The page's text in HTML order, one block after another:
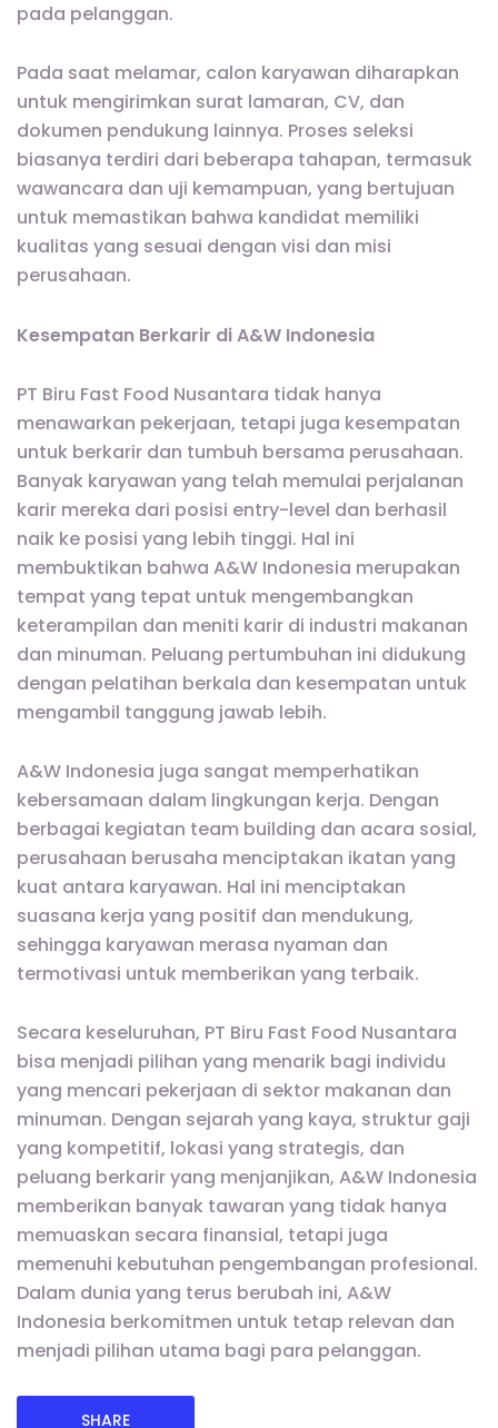
pada pelanggan.
Pada saat melamar, calon karyawan diharapkan
untuk mengirimkan surat lamaran, CV, dan
dokumen pendukung lainnya. Proses seleksi
biasanya terdiri dari beberapa tahapan, termasuk
wawancara dan uji kemampuan, yang bertujuan
untuk memastikan bahwa kandidat memiliki
kualitas yang sesuai dengan visi dan misi
perusahaan.
Kesempatan Berkarir di A&W Indonesia
PT Biru Fast Food Nusantara tidak hanya
menawarkan pekerjaan, tetapi juga kesempatan
untuk berkarir dan tumbuh bersama perusahaan.
Banyak karyawan yang telah memulai perjalanan
karir mereka dari posisi entry-level dan berhasil
naik ke posisi yang lebih tinggi. Hal ini
membuktikan bahwa A&W Indonesia merupakan
tempat yang tepat untuk mengembangkan
keterampilan dan meniti karir di industri makanan
dan minuman. Peluang pertumbuhan ini didukung
dengan pelatihan berkala dan kesempatan untuk
mengambil tanggung jawab lebih.
A&W Indonesia juga sangat memperhatikan
kebersamaan dalam lingkungan kerja. Dengan
berbagai kegiatan team building dan acara sosial,
perusahaan berusaha menciptakan ikatan yang
kuat antara karyawan. Hal ini menciptakan
suasana kerja yang positif dan mendukung,
sehingga karyawan merasa nyaman dan
termotivasi untuk memberikan yang terbaik.
Secara keseluruhan, PT Biru Fast Food Nusantara
bisa menjadi pilihan yang menarik bagi individu
yang mencari pekerjaan di sektor makanan dan
minuman. Dengan sejarah yang kaya, struktur gaji
yang kompetitif, lokasi yang strategis, dan
peluang berkarir yang menjanjikan, A&W Indonesia
memberikan banyak tawaran yang tidak hanya
memuaskan secara finansial, tetapi juga
memenuhi kebutuhan pengembangan profesional.
Dalam dunia yang terus berubah ini, A&W
Indonesia berkomitmen untuk tetap relevan dan
menjadi pilihan utama bagi para pelanggan.
SHARE